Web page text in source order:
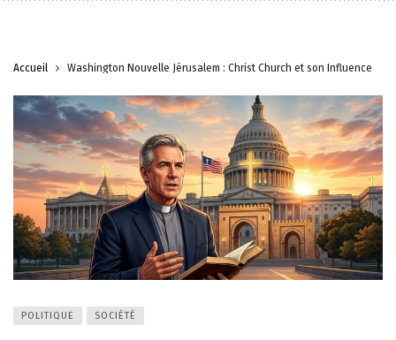
Accueil Washington Nouvelle Jérusalem : Christ Church et son Influence
POLITIQUE SOCIÉTÉ